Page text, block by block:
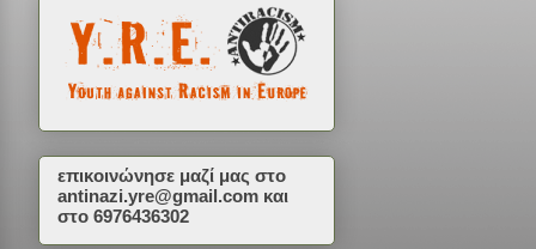
επικοινώνησε μαζί μας στο
antinazi.yre@gmail.com και
στο 6976436302